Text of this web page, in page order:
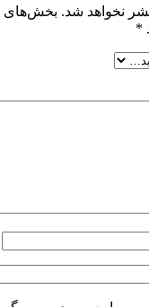
نخواهد شد. بخش‌های
*